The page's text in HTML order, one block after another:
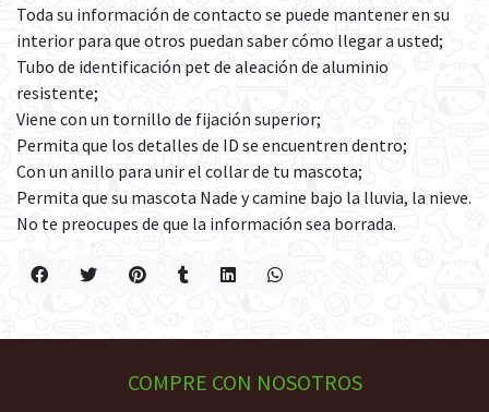
Toda su información de contacto se puede mantener en su
interior para que otros puedan saber cómo llegar a usted;
Tubo de identificación pet de aleación de aluminio
resistente;
Viene con un tornillo de fijación superior;
Permita que los detalles de ID se encuentren dentro;
Con un anillo para unir el collar de tu mascota;
Permita que su mascota Nade y camine bajo la lluvia, la nieve.
No te preocupes de que la información sea borrada.
COMPRE CON NOSOTROS